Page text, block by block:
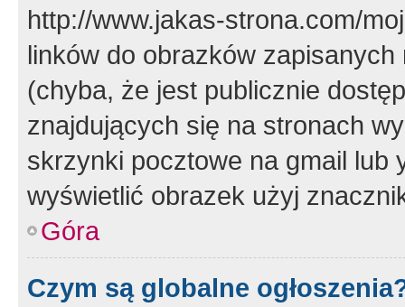
http://www.jakas-strona.com/
linków do obrazków
(chyba, że jest publicznie
znajdujących się na stronach
skrzynki pocztowe na gmail lub
wyświetlić obrazek użyj
Góra
Czym są globalne